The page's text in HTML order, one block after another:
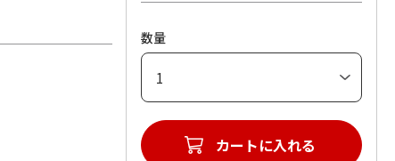
数量
カートに入れる